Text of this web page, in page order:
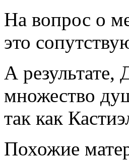
На вопрос о
это
А результате,
множество
так как
Похожие